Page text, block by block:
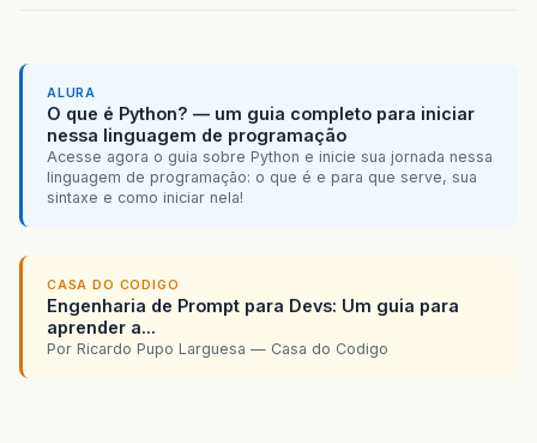
ALURA
O que é Python? — um guia completo para iniciar
nessa linguagem de programação
Acesse agora o guia sobre Python e inicie sua jornada nessa
linguagem de programação: o que é e para que serve, sua
sintaxe e como iniciar nela!
CASA DO CODIGO
Engenharia de Prompt para Devs: Um guia para
aprender a...
Por Ricardo Pupo Larguesa — Casa do Codigo